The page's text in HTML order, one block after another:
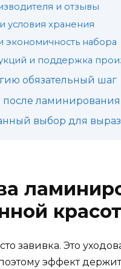
и отзывы
условия хранения
экономичность набора
и поддержка
обязательный шаг
после
выбор для
завивка. Это
эффект